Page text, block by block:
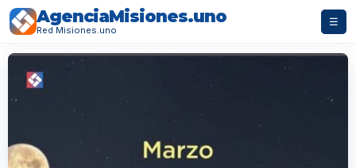
AgenciaMisiones.uno
Red Misiones.uno
☰